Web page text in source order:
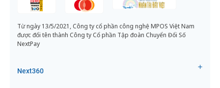
Từ ngày 13/5/2021, Công ty cổ phần công nghệ MPOS Việt Nam
được đổi tên thành Công ty Cổ phần Tập đoàn Chuyển Đổi Số
NextPay
Next360